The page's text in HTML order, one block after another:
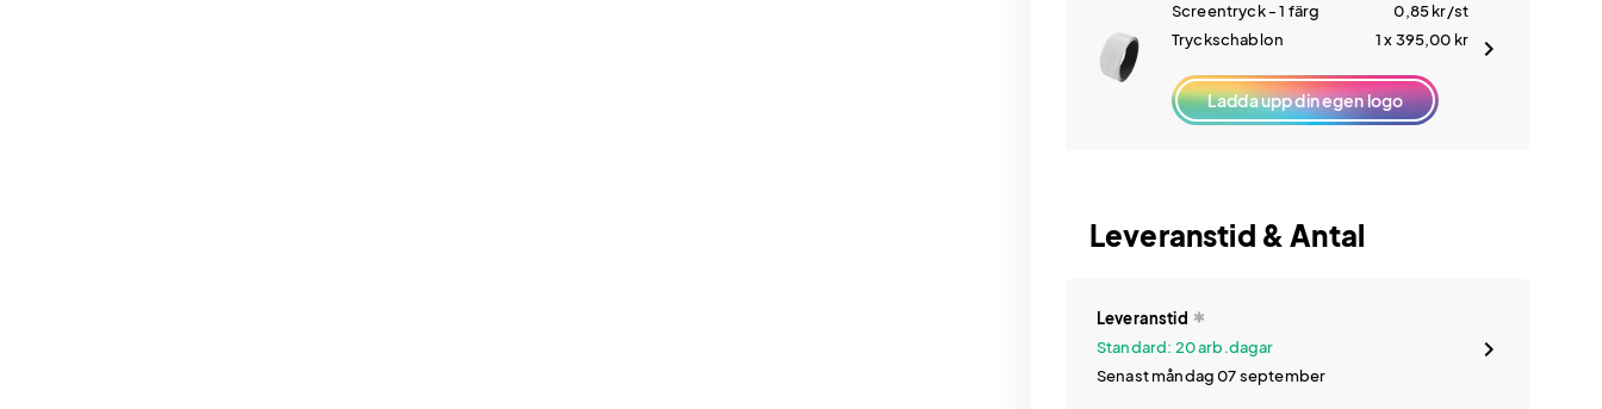
Screentryck - 1 färg
0,85kr/st
Tryckschablon
1 x 395,00 kr
Ladda upp din egen logo
Leveranstid & Antal
Leveranstid
Standard: 20 arb.dagar
Senast måndag 07 september